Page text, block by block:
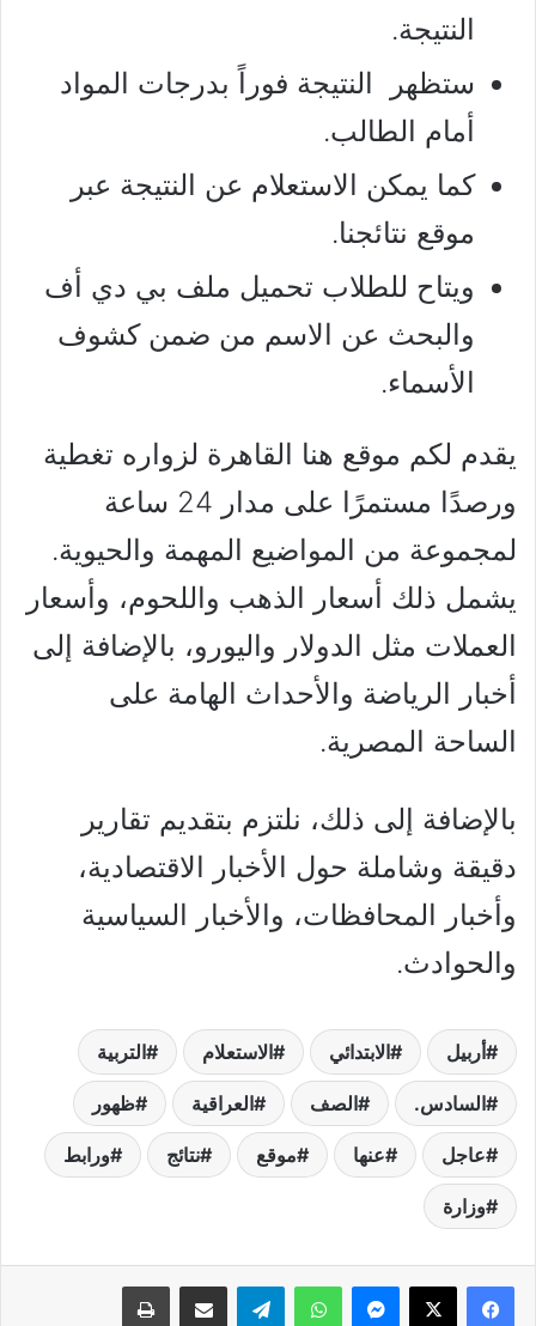
النتيجة.
ستظهر النتيجة فوراً بدرجات المواد
أمام الطالب.
كما يمكن الاستعلام عن النتيجة عبر
موقع نتائجنا.
ويتاح للطلاب تحميل ملف بي دي أف
والبحث عن الاسم من ضمن كشوف
الأسماء.
يقدم لكم موقع هنا القاهرة لزواره تغطية
ورصدًا مستمرًا على مدار 24 ساعة
لمجموعة من المواضيع المهمة والحيوية.
يشمل ذلك أسعار الذهب واللحوم، وأسعار
العملات مثل الدولار واليورو، بالإضافة إلى
أخبار الرياضة والأحداث الهامة على
الساحة المصرية.
بالإضافة إلى ذلك، نلتزم بتقديم تقارير
دقيقة وشاملة حول الأخبار الاقتصادية،
وأخبار المحافظات، والأخبار السياسية
والحوادث.
أربيل الابتدائي الاستعلام التربية
السادس. الصف العراقية ظهور
عاجل عنها موقع نتائج ورابط
وزارة
فيسبوك ‫X ماسنجر واتساب تيلقرام مشاركة عبر البريد طباعة